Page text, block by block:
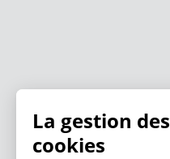
La gestion des
cookies